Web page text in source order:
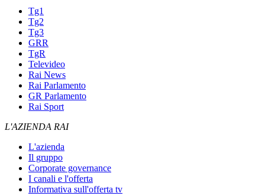
Tg1
Tg2
Tg3
GRR
TgR
Televideo
Rai News
Rai Parlamento
GR Parlamento
Rai Sport
L'AZIENDA RAI
L'azienda
Il gruppo
Corporate governance
I canali e l'offerta
Informativa sull'offerta tv